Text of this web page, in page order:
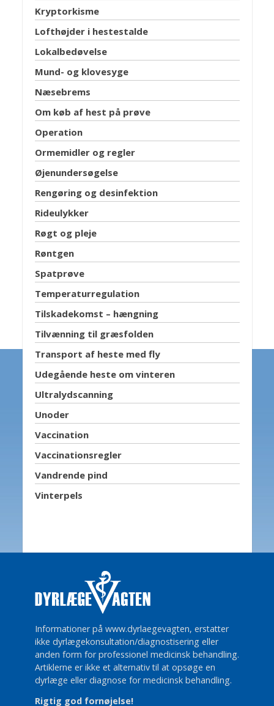
Kryptorkisme
Lofthøjder i hestestalde
Lokalbedøvelse
Mund- og klovesyge
Næsebrems
Om køb af hest på prøve
Operation
Ormemidler og regler
Øjenundersøgelse
Rengøring og desinfektion
Rideulykker
Røgt og pleje
Røntgen
Spatprøve
Temperaturregulation
Tilskadekomst – hængning
Tilvænning til græsfolden
Transport af heste med fly
Udegående heste om vinteren
Ultralydscanning
Unoder
Vaccination
Vaccinationsregler
Vandrende pind
Vinterpels
Informationer på www.dyrlaegevagten, erstatter
ikke dyrlægekonsultation/diagnostisering eller
anden form for professionel medicinsk behandling.
Artiklerne er ikke et alternativ til at opsøge en
dyrlæge eller diagnose for medicinsk behandling.
Rigtig god fornøjelse!